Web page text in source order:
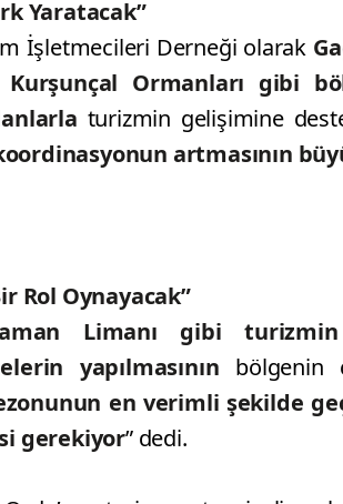
Yaratacak”
İşletmecileri Derneği olarak
Ormanları gibi
turizmin gelişimine
artmasının
Rol Oynayacak”
Limanı gibi
yapılmasının bölgenin
en verimli şekilde
gerekiyor” dedi.